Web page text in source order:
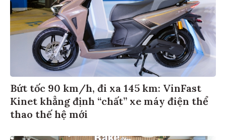
Bứt tốc 90 km/h, đi xa 145 km: VinFast
Kinet khẳng định “chất” xe máy điện thể
thao thế hệ mới